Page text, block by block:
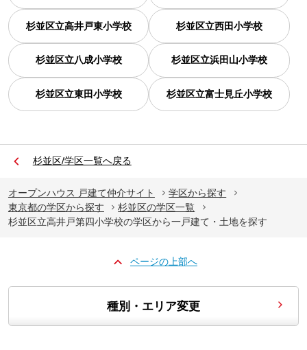
杉並区立高井戸東小学校 杉並区立西田小学校
杉並区立八成小学校 杉並区立浜田山小学校
杉並区立東田小学校 杉並区立富士見丘小学校
杉並区/学区一覧へ戻る
オープンハウス 戸建て仲介サイト
学区から探す
東京都の学区から探す
杉並区の学区一覧
杉並区立高井戸第四小学校の学区から一戸建て・土地を探す
ページの上部へ
種別・エリア変更